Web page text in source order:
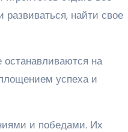
найти свое
на
успеха и
и победами. Их